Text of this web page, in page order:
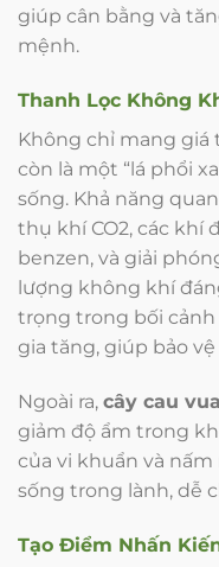
giúp cân bằng và
mệnh.
Thanh Lọc Không
Không chỉ mang giá
còn là một “lá phổi
sống. Khả năng
thụ khí CO2, các khí
benzen, và giải
lượng không khí
trọng trong bối
gia tăng, giúp bảo
Ngoài ra, cây cau vua
giảm độ ẩm trong
của vi khuẩn và
sống trong lành, dễ
Tạo Điểm Nhấn